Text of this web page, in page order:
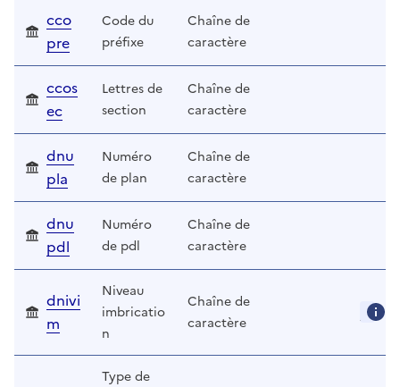
cco
pre
Code du
préfixe
Chaîne de
caractère
ccos
ec
Lettres de
section
Chaîne de
caractère
dnu
pla
Numéro
de plan
Chaîne de
caractère
dnu
pdl
Numéro
de pdl
Chaîne de
caractère
dnivi
m
Niveau
imbricatio
n
Chaîne de
caractère
Type de